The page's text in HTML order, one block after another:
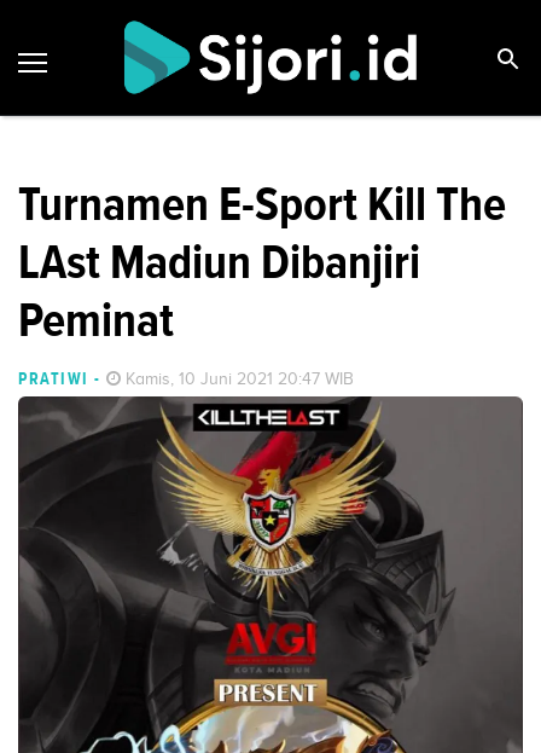
Turnamen E-Sport Kill The
LAst Madiun Dibanjiri
Peminat
PRATIWI - Kamis, 10 Juni 2021 20:47 WIB